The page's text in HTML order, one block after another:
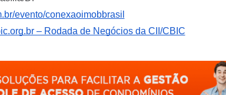
evento/conexaoimobbrasil
– Rodada de Negócios da CII/CBIC